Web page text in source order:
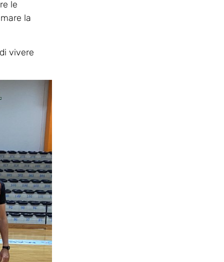
le
la
vivere